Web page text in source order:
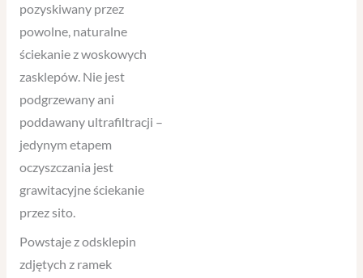
pozyskiwany przez
powolne, naturalne
ściekanie z woskowych
zasklepów. Nie jest
podgrzewany ani
poddawany ultrafiltracji –
jedynym etapem
oczyszczania jest
grawitacyjne ściekanie
przez sito.
Powstaje z odsklepin
zdjętych z ramek